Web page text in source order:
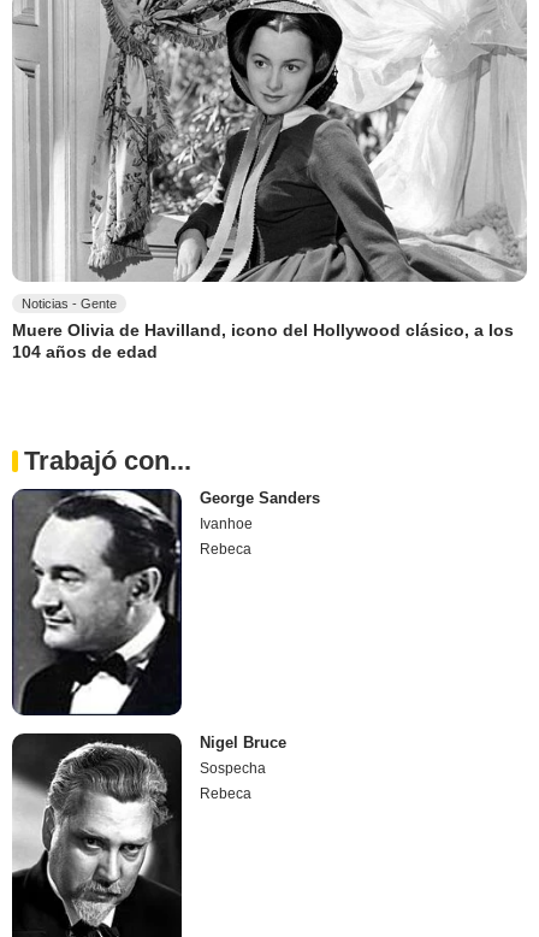
Noticias - Gente
Muere Olivia de Havilland, icono del Hollywood clásico, a los
104 años de edad
Trabajó con...
George Sanders
Ivanhoe
Rebeca
Nigel Bruce
Sospecha
Rebeca